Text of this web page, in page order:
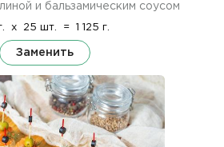
и бальзамическим соусом
x 25 шт. = 1 125 г.
Заменить